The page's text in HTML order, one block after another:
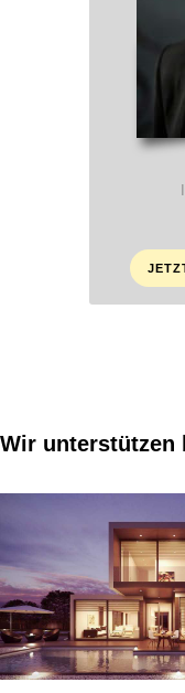
Wir unterstützen